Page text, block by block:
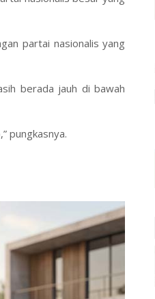
partai nasionalis yang
berada jauh di bawah
pungkasnya.